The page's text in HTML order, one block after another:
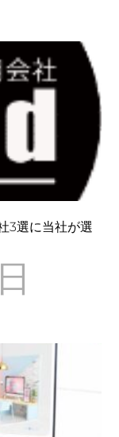
3選に当社が選